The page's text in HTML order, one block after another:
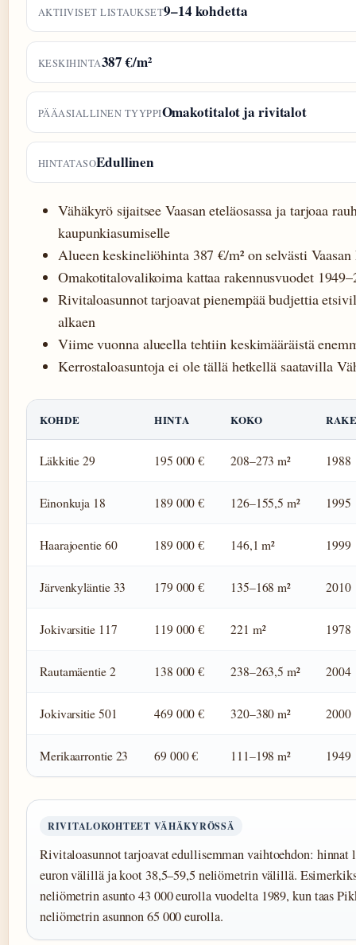
AKTIIVISET LISTAUKSET9–14 kohdetta
KESKIHINTA387 €/m²
PÄÄASIALLINEN TYYPPIOmakotitalot ja rivitalot
HINTATASOEdullinen
Vähäkyrö sijaitsee Vaasan eteläosassa ja tarjoaa
kaupunkiasumiselle
Alueen keskineliöhinta 387 €/m² on selvästi
Omakotitalovalikoima kattaa rakennusvuodet
Rivitaloasunnot tarjoavat pienempää budjettia
alkaen
Viime vuonna alueella tehtiin keskimääräistä
Kerrostaloasuntoja ei ole tällä hetkellä saatavilla
KOHDE HINTA KOKO
Läkkitie 29 195 000 € 208–273 m² 1988
Einonkuja 18 189 000 € 126–155,5 m² 1995
Haarajoentie 60 189 000 € 146,1 m² 1999
Järvenkyläntie 33 179 000 € 135–168 m² 2010
Jokivarsitie 117 119 000 € 221 m² 1978
Rautamäentie 2 138 000 € 238–263,5 m² 2004
Jokivarsitie 501 469 000 € 320–380 m² 2000
Merikaarrontie 23 69 000 € 111–198 m² 1949
RIVITALOKOHTEET VÄHÄKYRÖSSÄ
Rivitaloasunnot tarjoavat edullisemman vaihtoehdon: hinnat
euron välillä ja koot 38,5–59,5 neliömetrin välillä.
neliömetrin asunto 43 000 eurolla vuodelta 1989, kun taas
neliömetrin asunnon 65 000 eurolla.